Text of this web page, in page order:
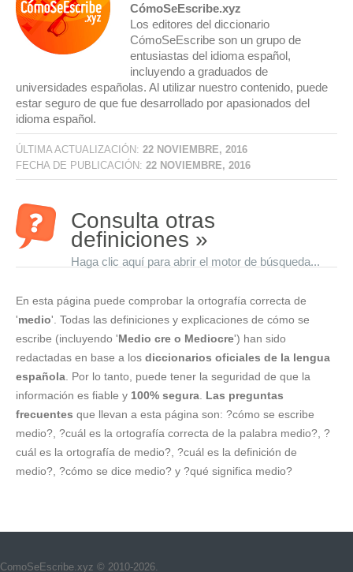
CómoSeEscribe.xyz
Los editores del diccionario
CómoSeEscribe son un grupo de
entusiastas del idioma español,
incluyendo a graduados de
universidades españolas. Al utilizar nuestro contenido, puede
estar seguro de que fue desarrollado por apasionados del
idioma español.
ÚLTIMA ACTUALIZACIÓN: 22 NOVIEMBRE, 2016
FECHA DE PUBLICACIÓN: 22 NOVIEMBRE, 2016
Consulta otras
definiciones »
Haga clic aquí para abrir el motor de búsqueda...
En esta página puede comprobar la ortografía correcta de
'medio'. Todas las definiciones y explicaciones de cómo se
escribe (incluyendo 'Medio cre o Mediocre') han sido
redactadas en base a los diccionarios oficiales de la lengua
española . Por lo tanto, puede tener la seguridad de que la
información es fiable y 100% segura Las preguntas
frecuentes que llevan a esta página son: ?cómo se escribe
medio?, ?cuál es la ortografía correcta de la palabra medio?, ?
cuál es la ortografía de medio?, ?cuál es la definición de
medio?, ?cómo se dice medio? y ?qué significa medio?
ComoSeEscribe.xyz © 2010-2026.